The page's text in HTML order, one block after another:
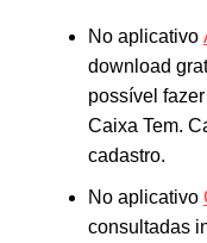
No aplicativo
download
possível
Caixa Tem.
cadastro.
No aplicativo
consultadas